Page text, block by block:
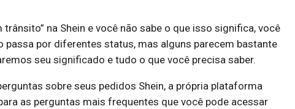
na Shein e você não sabe o que isso significa, você
passa por diferentes status, mas alguns parecem bastante
seu significado e tudo o que você precisa saber.
sobre seus pedidos Shein, a própria plataforma
as perguntas mais frequentes que você pode acessar